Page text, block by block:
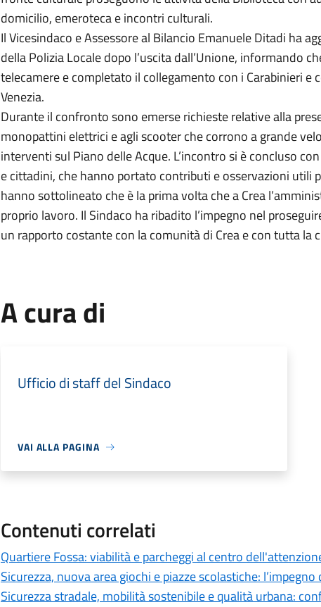
domicilio, emeroteca e incontri culturali.
Il Vicesindaco e Assessore al Bilancio Emanuele Ditadi ha
della Polizia Locale dopo l’uscita dall’Unione, informando
telecamere e completato il collegamento con i Carabinieri e
Venezia.
Durante il confronto sono emerse richieste relative alla
monopattini elettrici e agli scooter che corrono a grande
interventi sul Piano delle Acque. L’incontro si è concluso
e cittadini, che hanno portato contributi e osservazioni utili
hanno sottolineato che è la prima volta che a Crea
proprio lavoro. Il Sindaco ha ribadito l’impegno nel
un rapporto costante con la comunità di Crea e con tutta la
A cura di
Ufficio di staff del Sindaco
VAI ALLA PAGINA
Contenuti correlati
Quartiere Fossa: viabilità e parcheggi al centro
Sicurezza, nuova area giochi e piazze scolastiche:
Sicurezza stradale, mobilità sostenibile e qualità urbana: